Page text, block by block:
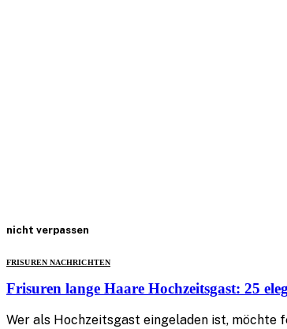
nicht verpassen
FRISUREN NACHRICHTEN
Frisuren lange Haare Hochzeitsgast: 25
Wer als Hochzeitsgast eingeladen ist, möchte